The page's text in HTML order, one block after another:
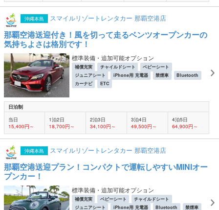
沖縄本島 スマイルリゾートレンタカー 那覇空港店
那覇空港送迎付き！風を切って走るベンツオープンカーの
気持ちよさは格別です！
標準装備・追加可能オプション
補償充実 チャイルドシート
ベビーシート
ジュニアシート
iPhone用 充電器 禁煙車
Bluetooth
カーナビ
ETC
日泊制
当日
15,400円～
1泊2日
18,700円～
2泊3日
34,100円～
3泊4日
49,500円～
4泊5日
64,900円～
沖縄本島 スマイルリゾートレンタカー 那覇空港店
那覇空港送迎プラン！コンパクトで運転しやすいMINIオー
プンカー！
標準装備・追加可能オプション
補償充実 ベビーシート
チャイルドシート
ジュニアシート
iPhone用 充電器 Bluetooth
禁煙車